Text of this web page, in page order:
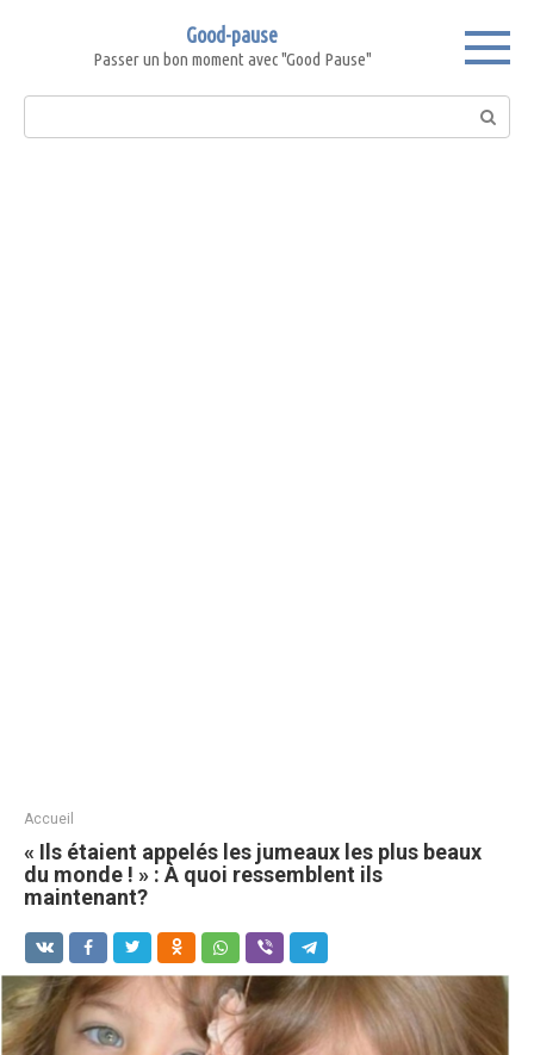
Good-pause
Passer un bon moment avec "Good Pause"
Search:
Accueil
« Ils étaient appelés les jumeaux les plus beaux
du monde ! » : À quoi ressemblent ils
maintenant?